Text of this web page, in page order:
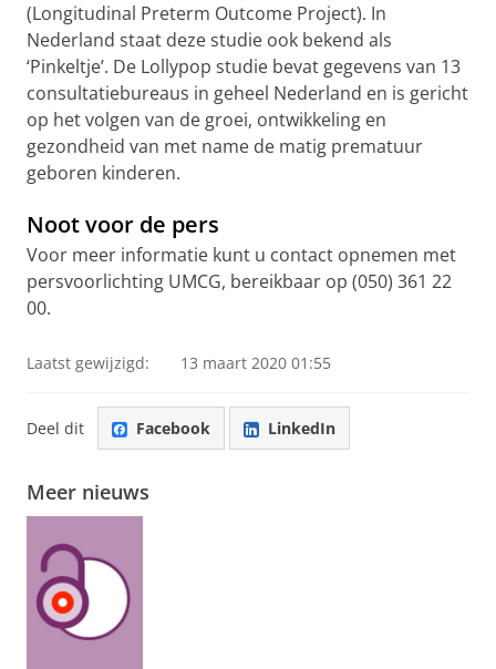
(Longitudinal Preterm Outcome Project). In
Nederland staat deze studie ook bekend als
‘Pinkeltje’. De Lollypop studie bevat gegevens van 13
consultatiebureaus in geheel Nederland en is gericht
op het volgen van de groei, ontwikkeling en
gezondheid van met name de matig prematuur
geboren kinderen.
Noot voor de pers
Voor meer informatie kunt u contact opnemen met
persvoorlichting UMCG, bereikbaar op (050) 361 22
00.
Laatst gewijzigd: 13 maart 2020 01:55
Deel dit Facebook LinkedIn
Meer nieuws